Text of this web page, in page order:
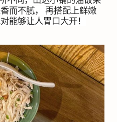
而不腻， 再搭配上鲜嫩
能够让人胃口大开！